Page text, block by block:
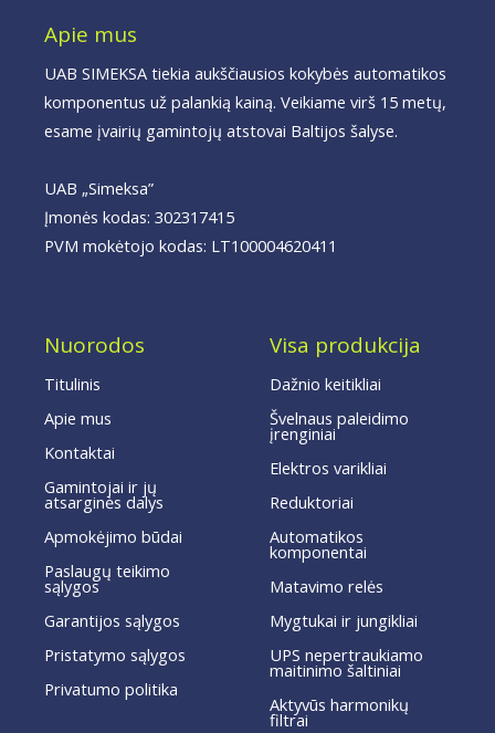
f
Apie mus
UAB SIMEKSA tiekia aukščiausios kokybės automatikos
komponentus už palankią kainą. Veikiame virš 15 metų,
esame įvairių gamintojų atstovai Baltijos šalyse.
UAB „Simeksa”
Įmonės kodas: 302317415
PVM mokėtojo kodas: LT100004620411
Nuorodos
Titulinis
Apie mus
Kontaktai
Gamintojai ir jų
atsarginės dalys
Apmokėjimo būdai
Paslaugų teikimo
sąlygos
Garantijos sąlygos
Pristatymo sąlygos
Privatumo politika
Visa produkcija
Dažnio keitikliai
Švelnaus paleidimo
įrenginiai
Elektros varikliai
Reduktoriai
Automatikos
komponentai
Matavimo relės
Mygtukai ir jungikliai
UPS nepertraukiamo
maitinimo šaltiniai
Aktyvūs harmonikų
filtrai